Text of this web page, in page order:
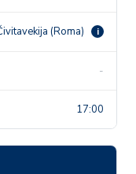
(Roma) i
-
17:00